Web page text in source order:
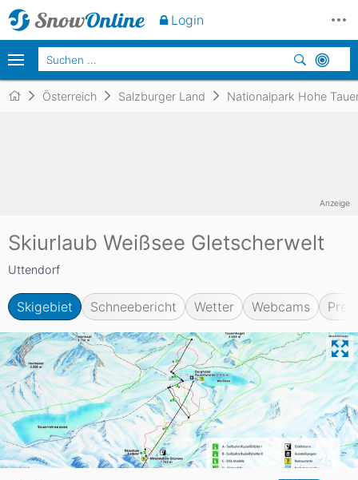
Österreich Salzburger Land Nationalpark Hohe
Skiurlaub Weißsee Gletscherwelt
Uttendorf
Skigebiet Schneebericht Wetter Webcams
Anzeige
Login